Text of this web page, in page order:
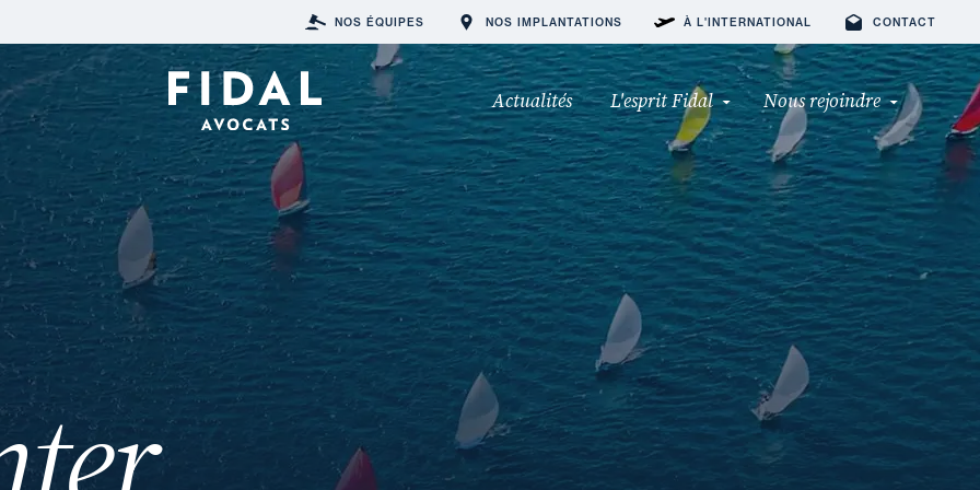
NOS ÉQUIPES NOS IMPLANTATIONS À L'INTERNATIONAL CONTACT
Actualités L'esprit Fidal Nous rejoindre